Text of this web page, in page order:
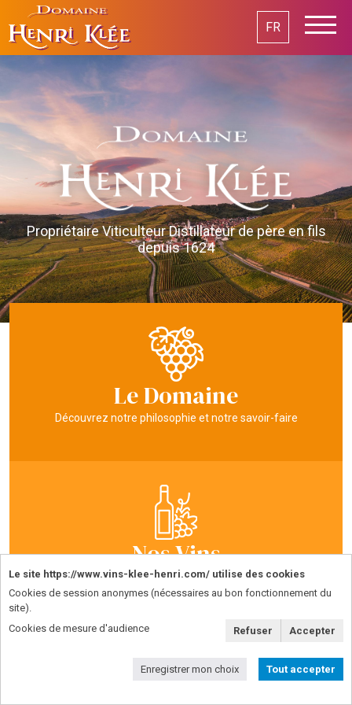
FR
Propriétaire Viticulteur Distillateur de père en fils
depuis 1624
Le Domaine
Découvrez notre philosophie et notre savoir-faire
Nos Vins
Découvrez et commandez nos vins directement sur notre
site
Le site https://www.vins-klee-henri.com/ utilise des cookies
Cookies de session anonymes (nécessaires au bon fonctionnement du
site).
Cookies de mesure d'audience
Refuser Accepter
Enregistrer mon choix Tout accepter